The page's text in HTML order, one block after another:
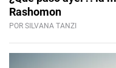
Rashomon
POR SILVANA TANZI